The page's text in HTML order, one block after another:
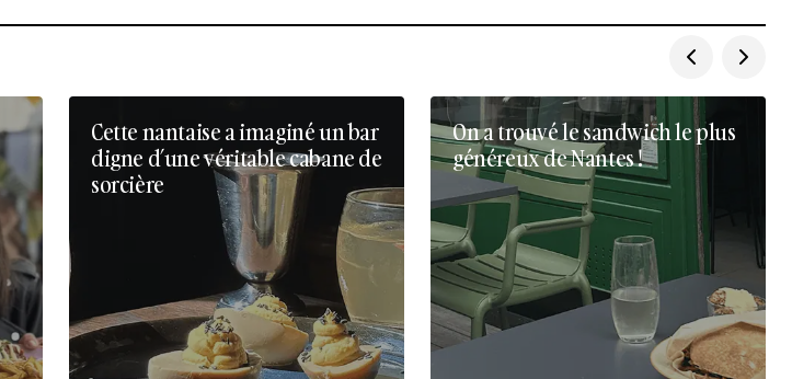
Cette nantaise a imaginé un bar
digne d’une véritable cabane de
sorcière
On a trouvé le sandwich le plus
généreux de Nantes !